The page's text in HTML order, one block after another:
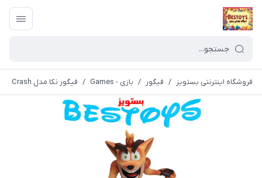
فروشگاه اینترنتی بستویز / فیگور / بازی - Games / فیگور نکا مدل Crash